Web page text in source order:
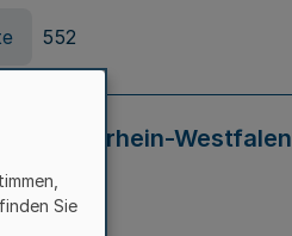
552
in Nordrhein-Westfalen
595
Sie